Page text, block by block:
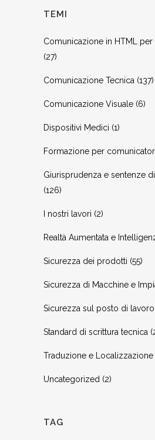
TEMI
Comunicazione in HTML
(27)
Comunicazione Tecnica (137)
Comunicazione Visuale (6)
Dispositivi Medici (1)
Formazione per
Giurisprudenza e sentenze
(126)
I nostri lavori (2)
Realtà Aumentata e
Sicurezza dei prodotti (55)
Sicurezza di Macchine e
Sicurezza sul posto di lavoro
Standard di scrittura tecnica
Traduzione e Localizzazione
Uncategorized (2)
TAG